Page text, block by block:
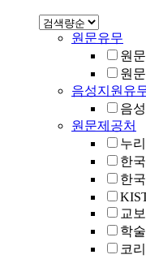
원문유무
원
원
음성지원유
음
원문제공처
누
한
한
교
학
코